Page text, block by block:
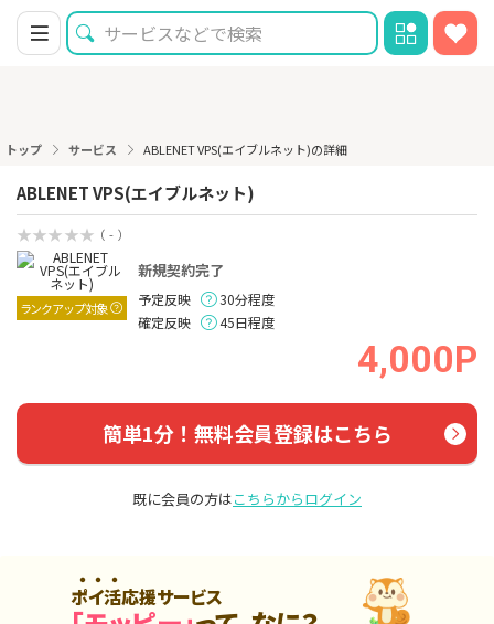
トップ サービス ABLENET VPS(エイブルネット)の詳細
ABLENET VPS(エイブルネット)
（ - ）
ランクアップ対象
新規契約完了
予定反映
30分程度
確定反映
45日程度
4,000P
簡単1分！無料会員登録はこちら
既に会員の方はこちらからログイン
ポイ活応援サービス